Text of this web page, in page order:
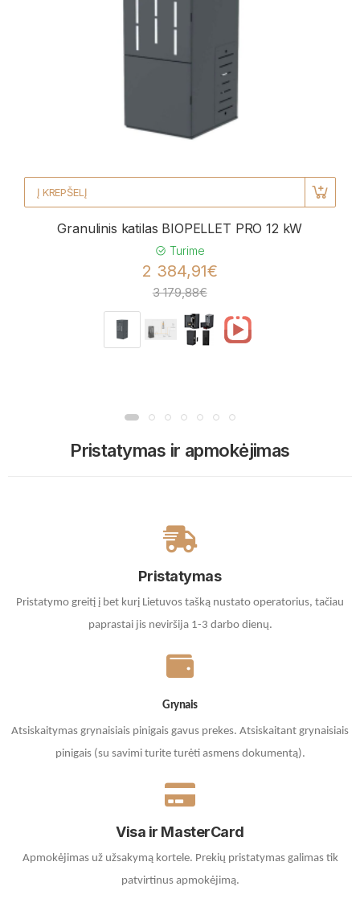
Į KREPŠELĮ
Granulinis katilas BIOPELLET PRO 12 kW
Turime
2 384,91€
3 179,88€
Pristatymas ir apmokėjimas
Pristatymas
Pristatymo greitį į bet kurį Lietuvos tašką nustato operatorius, tačiau
paprastai jis neviršija 1-3 darbo dienų.
Grynais
Atsiskaitymas grynaisiais pinigais gavus prekes. Atsiskaitant grynaisiais
pinigais (su savimi turite turėti asmens dokumentą).
Visa ir MasterCard
Apmokėjimas už užsakymą kortele. Prekių pristatymas galimas tik
patvirtinus apmokėjimą.